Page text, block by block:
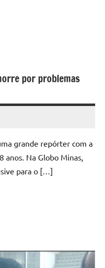
por problemas
grande repórter com a
anos. Na Globo Minas,
para o […]